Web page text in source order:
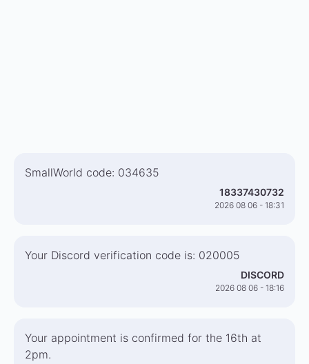
SmallWorld code: 034635
18337430732
2026 08 06 - 18:31
Your Discord verification code is: 020005
DISCORD
2026 08 06 - 18:16
Your appointment is confirmed for the 16th at
2pm.